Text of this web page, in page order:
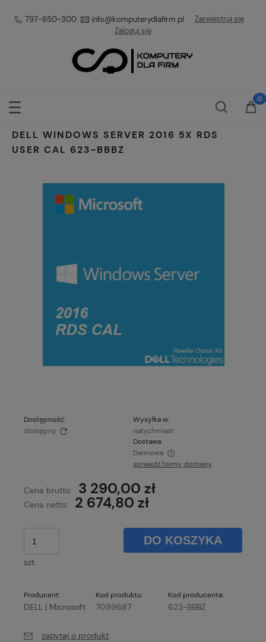
797-650-300 info@komputerydlafirm.pl
Zarejestruj się
Zaloguj się
DELL WINDOWS SERVER 2016 5X RDS
USER CAL 623-BBBZ
Dostępność:
dostępny
Wysyłka w:
natychmiast
Dostawa:
Darmowa
sprawdź formy dostawy
Cena brutto: 3 290,00 zł
Cena netto: 2 674,80 zł
szt.
DO KOSZYKA
Producent:
DELL | Microsoft
Kod produktu:
7099687
Kod producenta:
623-BBBZ
zapytaj o produkt